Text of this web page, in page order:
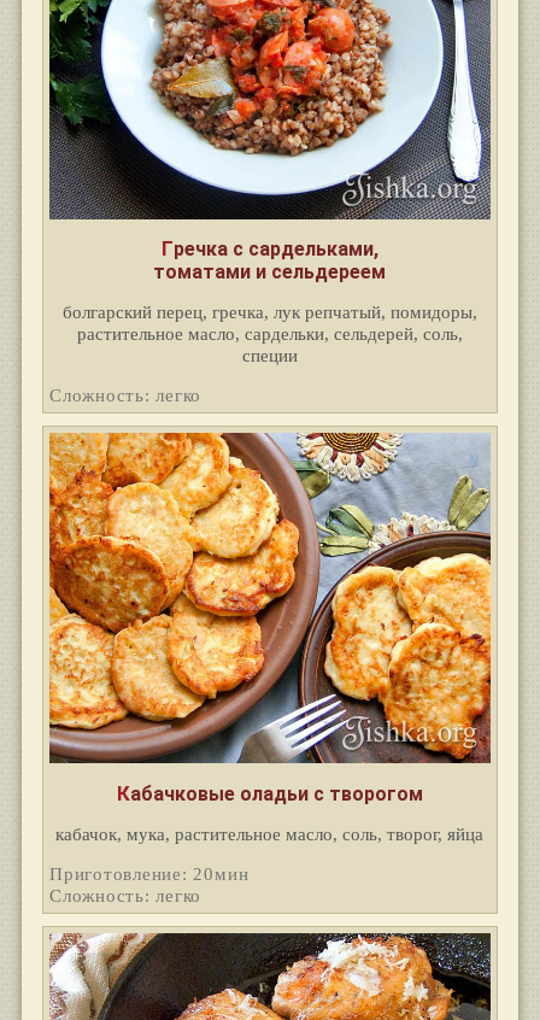
Гречка с сардельками,
томатами и сельдереем
болгарский перец, гречка, лук репчатый, помидоры,
растительное масло, сардельки, сельдерей, соль,
специи
Сложность: легко
Кабачковые оладьи с творогом
кабачок, мука, растительное масло, соль, творог, яйца
Приготовление: 20мин
Сложность: легко